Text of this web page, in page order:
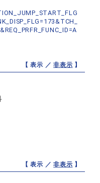
【 表示 ／非表示 】
【 表示 ／非表示 】